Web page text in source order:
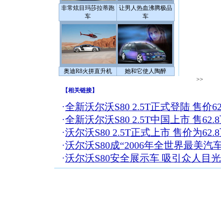
非常炫目玛莎拉蒂跑
车
让男人热血沸腾极品
车
奥迪R8火拼直升机 她和它使人陶醉
>>
【相关链接】
·全新沃尔沃S80 2.5T正式登陆 售价
·全新沃尔沃S80 2.5T中国上市 售
·沃尔沃S80 2.5T正式上市 售价为
·沃尔沃S80成“2006年全世界最美汽
·沃尔沃S80安全展示车 吸引众人目光